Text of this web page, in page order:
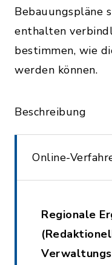
Bebauungspläne
enthalten
bestimmen, wie
werden können.
Beschreibung
Online-
Regionale